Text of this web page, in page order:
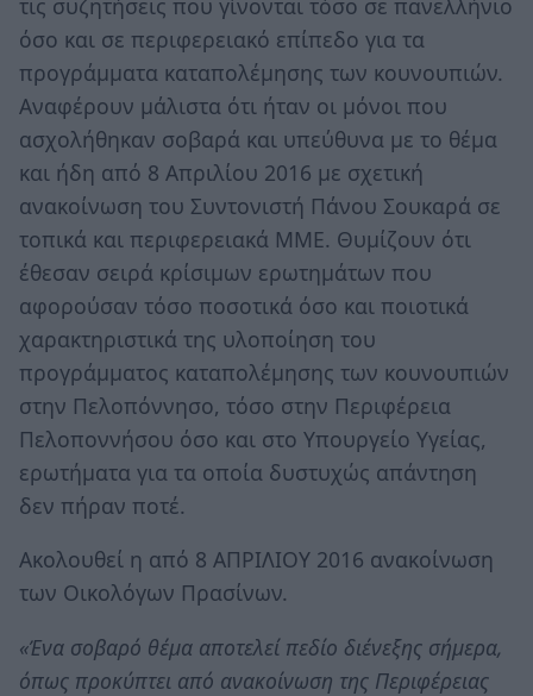
όσο και σε περιφερειακό επίπεδο για τα
προγράμματα καταπολέμησης των κουνουπιών.
Αναφέρουν μάλιστα ότι ήταν οι μόνοι που
ασχολήθηκαν σοβαρά και υπεύθυνα με το θέμα
και ήδη από 8 Απριλίου 2016 με σχετική
ανακοίνωση του Συντονιστή Πάνου Σουκαρά σε
τοπικά και περιφερειακά ΜΜΕ. Θυμίζουν ότι
έθεσαν σειρά κρίσιμων ερωτημάτων που
αφορούσαν τόσο ποσοτικά όσο και ποιοτικά
χαρακτηριστικά της υλοποίηση του
προγράμματος καταπολέμησης των κουνουπιών
στην Πελοπόννησο, τόσο στην Περιφέρεια
Πελοποννήσου όσο και στο Υπουργείο Υγείας,
ερωτήματα για τα οποία δυστυχώς απάντηση
δεν πήραν ποτέ.
Ακολουθεί η από 8 ΑΠΡΙΛΙΟΥ 2016 ανακοίνωση
των Οικολόγων Πρασίνων.
«Ένα σοβαρό θέμα αποτελεί πεδίο διένεξης σήμερα,
όπως προκύπτει από ανακοίνωση της Περιφέρειας